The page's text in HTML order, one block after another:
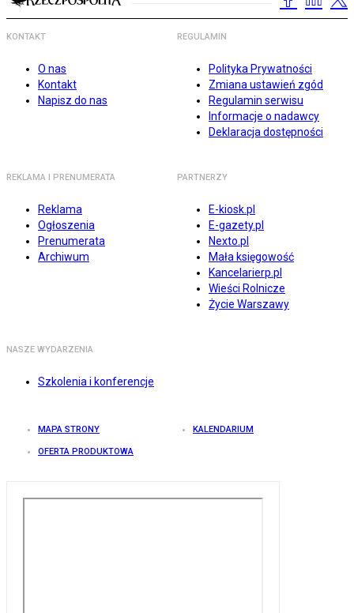
KONTAKT
O nas
Kontakt
Napisz do nas
REGULAMIN
Polityka Prywatności
Zmiana ustawień zgód
Regulamin serwisu
Informacje o nadawcy
Deklaracja dostępności
REKLAMA I PRENUMERATA
Reklama
Ogłoszenia
Prenumerata
Archiwum
PARTNERZY
E-kiosk.pl
E-gazety.pl
Nexto.pl
Mała księgowość
Kancelarierp.pl
Wieści Rolnicze
Życie Warszawy
NASZE WYDARZENIA
Szkolenia i konferencje
MAPA STRONY KALENDARIUM
OFERTA PRODUKTOWA